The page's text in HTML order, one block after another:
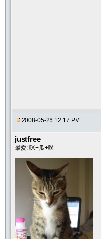
2008-05-26 12:17 PM
justfree
最愛: 咪+瓜+噗